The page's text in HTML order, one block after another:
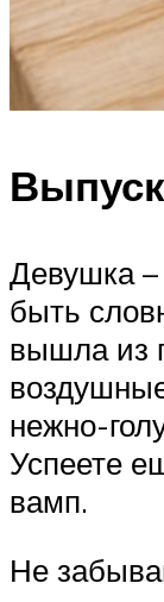
Девушка –
быть
вышла из
нежно-
Успеете
вамп.
Не